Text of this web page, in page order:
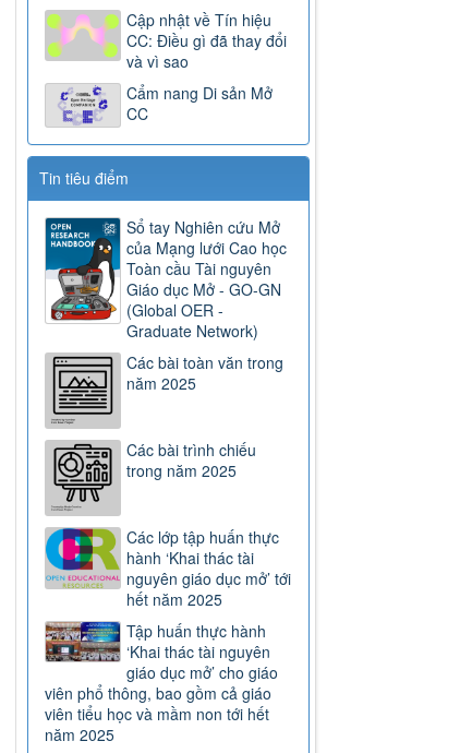
Cập nhật về Tín hiệu
CC: Điều gì đã thay đổi
và vì sao
Cẩm nang Di sản Mở
CC
Tin tiêu điểm
Sổ tay Nghiên cứu Mở
của Mạng lưới Cao học
Toàn cầu Tài nguyên
Giáo dục Mở - GO-GN
(Global OER -
Graduate Network)
Các bài toàn văn trong
năm 2025
Các bài trình chiếu
trong năm 2025
Các lớp tập huấn thực
hành ‘Khai thác tài
nguyên giáo dục mở’ tới
hết năm 2025
Tập huấn thực hành
‘Khai thác tài nguyên
giáo dục mở’ cho giáo
viên phổ thông, bao gồm cả giáo
viên tiểu học và mầm non tới hết
năm 2025